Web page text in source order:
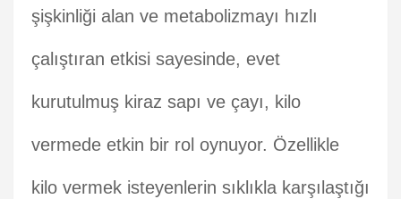
şişkinliği alan ve metabolizmayı hızlı
çalıştıran etkisi sayesinde, evet
kurutulmuş kiraz sapı ve çayı, kilo
vermede etkin bir rol oynuyor. Özellikle
kilo vermek isteyenlerin sıklıkla karşılaştığı